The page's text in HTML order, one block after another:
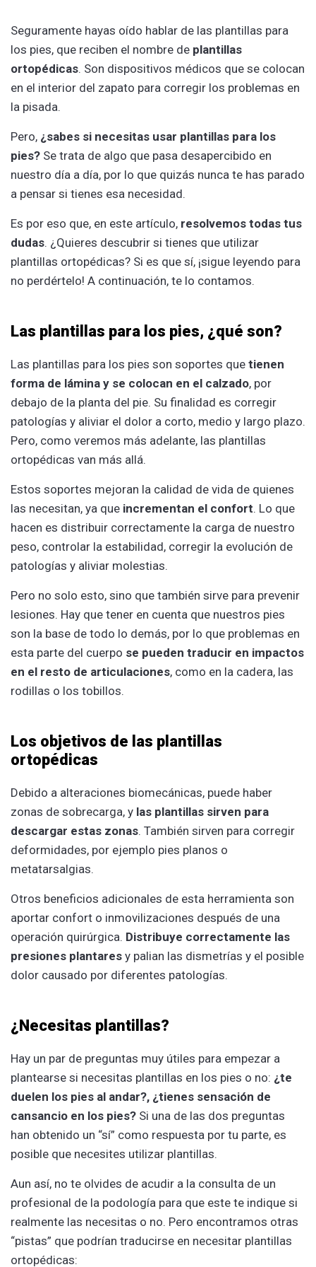
Seguramente hayas oído hablar de las plantillas para
los pies, que reciben el nombre de plantillas
ortopédicas. Son dispositivos médicos que se colocan
en el interior del zapato para corregir los problemas en
la pisada.
Pero, ¿sabes si necesitas usar plantillas para los
pies? Se trata de algo que pasa desapercibido en
nuestro día a día, por lo que quizás nunca te has parado
a pensar si tienes esa necesidad.
Es por eso que, en este artículo, resolvemos todas tus
dudas. ¿Quieres descubrir si tienes que utilizar
plantillas ortopédicas? Si es que sí, ¡sigue leyendo para
no perdértelo! A continuación, te lo contamos.
Las plantillas para los pies, ¿qué son?
Las plantillas para los pies son soportes que tienen
forma de lámina y se colocan en el calzado, por
debajo de la planta del pie. Su finalidad es corregir
patologías y aliviar el dolor a corto, medio y largo plazo.
Pero, como veremos más adelante, las plantillas
ortopédicas van más allá.
Estos soportes mejoran la calidad de vida de quienes
las necesitan, ya que incrementan el confort. Lo que
hacen es distribuir correctamente la carga de nuestro
peso, controlar la estabilidad, corregir la evolución de
patologías y aliviar molestias.
Pero no solo esto, sino que también sirve para prevenir
lesiones. Hay que tener en cuenta que nuestros pies
son la base de todo lo demás, por lo que problemas en
esta parte del cuerpo se pueden traducir en impactos
en el resto de articulaciones, como en la cadera, las
rodillas o los tobillos.
Los objetivos de las plantillas
ortopédicas
Debido a alteraciones biomecánicas, puede haber
zonas de sobrecarga, y las plantillas sirven para
descargar estas zonas. También sirven para corregir
deformidades, por ejemplo pies planos o
metatarsalgias.
Otros beneficios adicionales de esta herramienta son
aportar confort o inmovilizaciones después de una
operación quirúrgica. Distribuye correctamente las
presiones plantares y palian las dismetrías y el posible
dolor causado por diferentes patologías.
¿Necesitas plantillas?
Hay un par de preguntas muy útiles para empezar a
plantearse si necesitas plantillas en los pies o no: ¿te
duelen los pies al andar?, ¿tienes sensación de
cansancio en los pies? Si una de las dos preguntas
han obtenido un “sí” como respuesta por tu parte, es
posible que necesites utilizar plantillas.
Aun así, no te olvides de acudir a la consulta de un
profesional de la podología para que este te indique si
realmente las necesitas o no. Pero encontramos otras
“pistas” que podrían traducirse en necesitar plantillas
ortopédicas: